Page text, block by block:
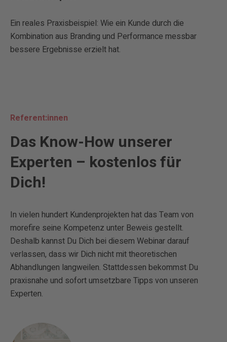
Ein reales Praxisbeispiel: Wie ein Kunde durch die
Kombination aus Branding und Performance messbar
bessere Ergebnisse erzielt hat.
Referent:innen
Das Know-How unserer
Experten – kostenlos für
Dich!
In vielen hundert Kundenprojekten hat das Team von
morefire seine Kompetenz unter Beweis gestellt.
Deshalb kannst Du Dich bei diesem Webinar darauf
verlassen, dass wir Dich nicht mit theoretischen
Abhandlungen langweilen. Stattdessen bekommst Du
praxisnahe und sofort umsetzbare Tipps von unseren
Experten.